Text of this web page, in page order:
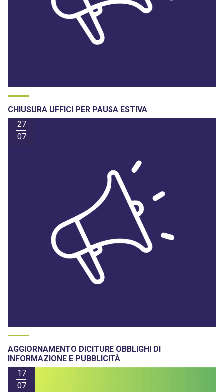
CHIUSURA UFFICI PER PAUSA ESTIVA
27
07
AGGIORNAMENTO DICITURE OBBLIGHI DI
INFORMAZIONE E PUBBLICITÀ
17
07